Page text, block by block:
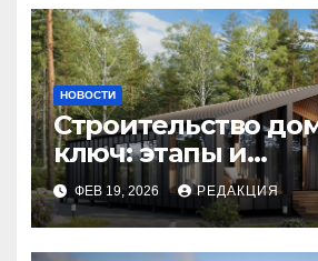
НОВОСТИ
Строительство
ключ: этапы и
планирование
ФЕВ 19, 2026 РЕДАКЦИЯ